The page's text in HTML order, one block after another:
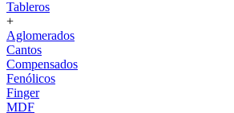
Tableros
+
Aglomerados
Cantos
Compensados
Fenólicos
Finger
MDF